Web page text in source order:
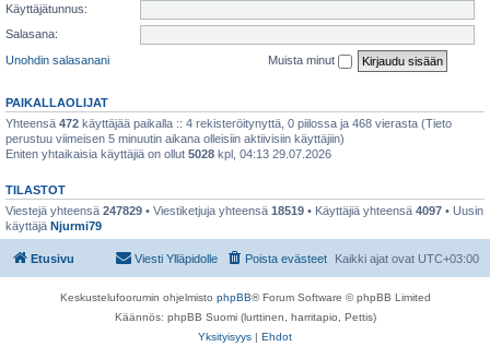
Käyttäjätunnus:
Salasana:
Unohdin salasanani
Muista minut
PAIKALLAOLIJAT
Yhteensä 472 käyttäjää paikalla :: 4 rekisteröitynyttä, 0 piilossa ja 468 vierasta (Tieto
perustuu viimeisen 5 minuutin aikana olleisiin aktiivisiin käyttäjiin)
Eniten yhtaikaisia käyttäjiä on ollut 5028 kpl, 04:13 29.07.2026
TILASTOT
Viestejä yhteensä 247829 • Viestiketjuja yhteensä 18519 • Käyttäjiä yhteensä 4097 • Uusin
käyttäjä Njurmi79
Etusivu Kaikki ajat ovat UTC+03:00
Poista evästeet
Viesti Ylläpidolle
Keskustelufoorumin ohjelmisto phpBB® Forum Software © phpBB Limited
Käännös: phpBB Suomi (lurttinen, harritapio, Pettis)
Yksityisyys | Ehdot